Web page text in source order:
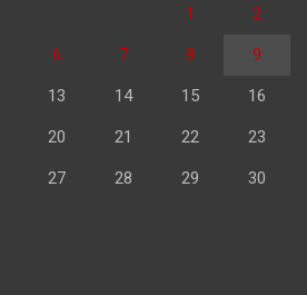
1 2
6 7 8 9
13 14 15 16
20 21 22 23
27 28 29 30